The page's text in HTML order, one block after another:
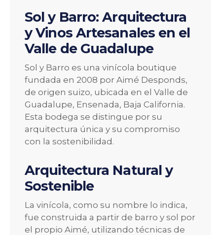
Sol y Barro: Arquitectura
y Vinos Artesanales en el
Valle de Guadalupe
Sol y Barro es una vinícola boutique
fundada en 2008 por Aimé Desponds,
de origen suizo, ubicada en el Valle de
Guadalupe, Ensenada, Baja California.
Esta bodega se distingue por su
arquitectura única y su compromiso
con la sostenibilidad.
Arquitectura Natural y
Sostenible
La vinícola, como su nombre lo indica,
fue construida a partir de barro y sol por
el propio Aimé, utilizando técnicas de